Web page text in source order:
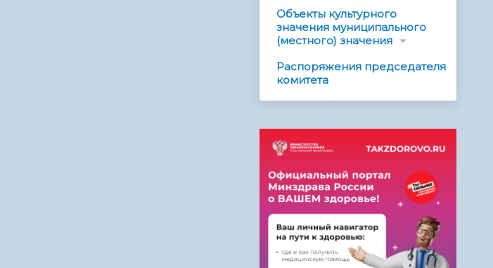
Объекты культурного
значения муниципального
(местного) значения
Распоряжения председателя
комитета